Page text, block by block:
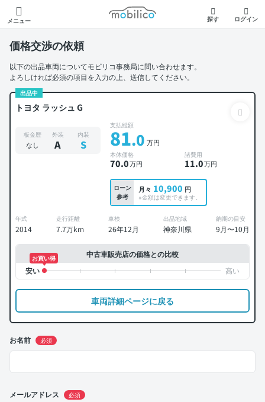
メニュー
モビリコ
探す ログイン
価格交渉の依頼
以下の出品車両についてモビリコ事務局に問い合わせます。
よろしければ必須の項目を入力の上、送信してください。
出品中
トヨタ ラッシュ G
板金歴
なし
外装
A
内装
S
支払総額
81.0 万円
本体価格
70.0万円
諸費用
11.0万円
ローン
参考
月々 10,900 円
※金額は変更できます。
年式
2014
走行距離
7.7万km
車検
26年12月
出品地域
神奈川県
納期の目安
9月〜10月
中古車販売店の価格との比較
お買い得
車両詳細ページに戻る
お名前 必須
メールアドレス 必須